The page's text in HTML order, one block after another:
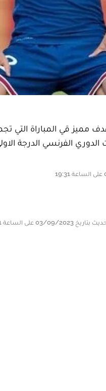
مميز قي المباراة التي
الفرنسي الدرجة